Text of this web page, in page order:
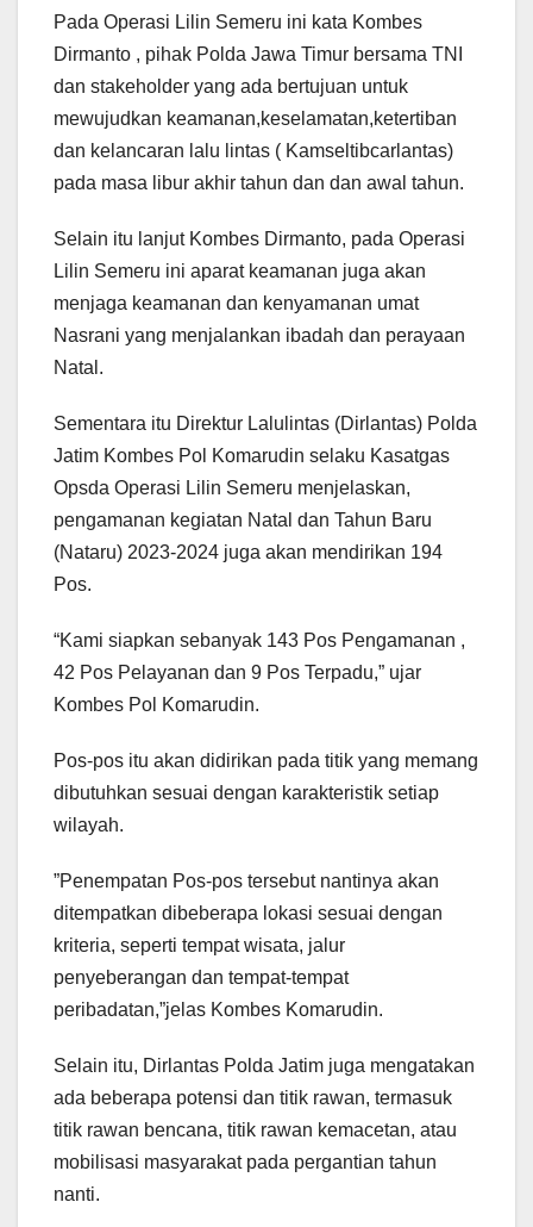
Pada Operasi Lilin Semeru ini kata Kombes
Dirmanto , pihak Polda Jawa Timur bersama TNI
dan stakeholder yang ada bertujuan untuk
mewujudkan keamanan,keselamatan,ketertiban
dan kelancaran lalu lintas ( Kamseltibcarlantas)
pada masa libur akhir tahun dan dan awal tahun.
Selain itu lanjut Kombes Dirmanto, pada Operasi
Lilin Semeru ini aparat keamanan juga akan
menjaga keamanan dan kenyamanan umat
Nasrani yang menjalankan ibadah dan perayaan
Natal.
Sementara itu Direktur Lalulintas (Dirlantas) Polda
Jatim Kombes Pol Komarudin selaku Kasatgas
Opsda Operasi Lilin Semeru menjelaskan,
pengamanan kegiatan Natal dan Tahun Baru
(Nataru) 2023-2024 juga akan mendirikan 194
Pos.
“Kami siapkan sebanyak 143 Pos Pengamanan ,
42 Pos Pelayanan dan 9 Pos Terpadu,” ujar
Kombes Pol Komarudin.
Pos-pos itu akan didirikan pada titik yang memang
dibutuhkan sesuai dengan karakteristik setiap
wilayah.
”Penempatan Pos-pos tersebut nantinya akan
ditempatkan dibeberapa lokasi sesuai dengan
kriteria, seperti tempat wisata, jalur
penyeberangan dan tempat-tempat
peribadatan,”jelas Kombes Komarudin.
Selain itu, Dirlantas Polda Jatim juga mengatakan
ada beberapa potensi dan titik rawan, termasuk
titik rawan bencana, titik rawan kemacetan, atau
mobilisasi masyarakat pada pergantian tahun
nanti.